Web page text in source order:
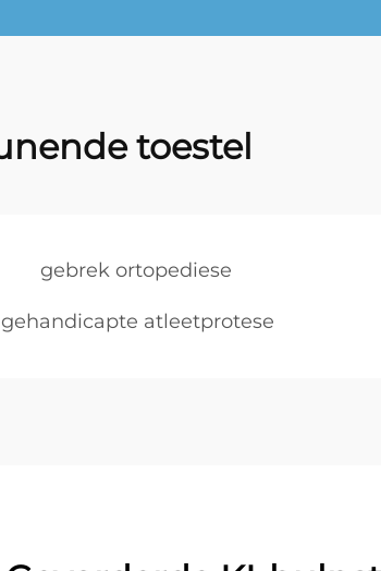
toestel
gebrek ortopediese
gehandicapte atleetprotese